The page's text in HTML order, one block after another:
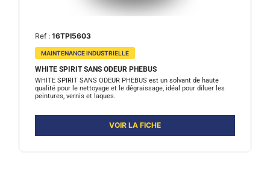
Ref : 16TPI5603
MAINTENANCE INDUSTRIELLE
WHITE SPIRIT SANS ODEUR PHEBUS
WHITE SPIRIT SANS ODEUR PHEBUS est un solvant de haute
qualité pour le nettoyage et le dégraissage, idéal pour diluer les
peintures, vernis et laques.
VOIR LA FICHE